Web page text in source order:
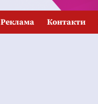
Реклама Контакти